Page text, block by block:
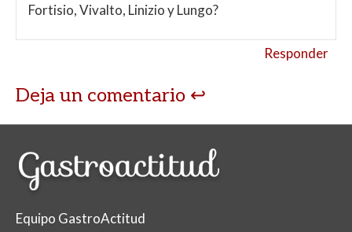
Fortisio, Vivalto, Linizio y Lungo?
Responder
Deja un comentario
Equipo GastroActitud